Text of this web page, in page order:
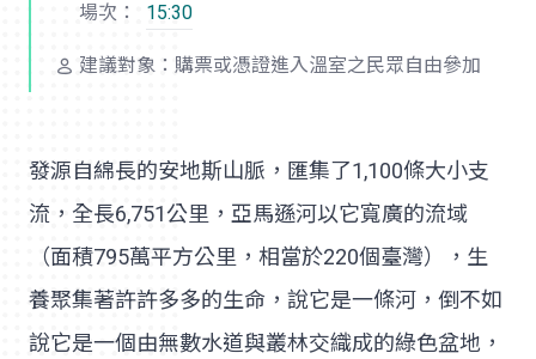
場次：
15:30
建議對象：購票或憑證進入溫室之民眾自由參加
發源自綿長的安地斯山脈，匯集了1,100條大小支
流，全長6,751公里，亞馬遜河以它寬廣的流域
（面積795萬平方公里，相當於220個臺灣），生
養聚集著許許多多的生命，說它是一條河，倒不如
說它是一個由無數水道與叢林交織成的綠色盆地，